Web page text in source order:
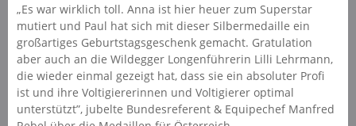
„Es war wirklich toll. Anna ist hier heuer zum Superstar
mutiert und Paul hat sich mit dieser Silbermedaille ein
großartiges Geburtstagsgeschenk gemacht. Gratulation
aber auch an die Wildegger Longenführerin Lilli Lehrmann,
die wieder einmal gezeigt hat, dass sie ein absoluter Profi
ist und ihre Voltigiererinnen und Voltigierer optimal
unterstützt”, jubelte Bundesreferent & Equipechef Manfred